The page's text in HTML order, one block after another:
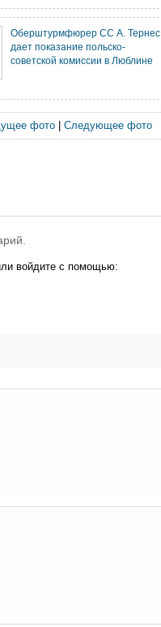
Оберштурмфюрер СС А. Тернес
дает показание польско-
советской комиссии в Люблине
фото| Следующее фото
войдите с помощью: